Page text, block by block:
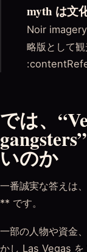
myth は文
Noir
略版として観
では、
いのか
一番誠実な答えは
** です。
一部の人物や資金
かし Las Vegas